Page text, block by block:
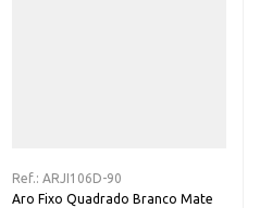
Ref.: ARJI106D-90
Aro Fixo Quadrado Branco Mate